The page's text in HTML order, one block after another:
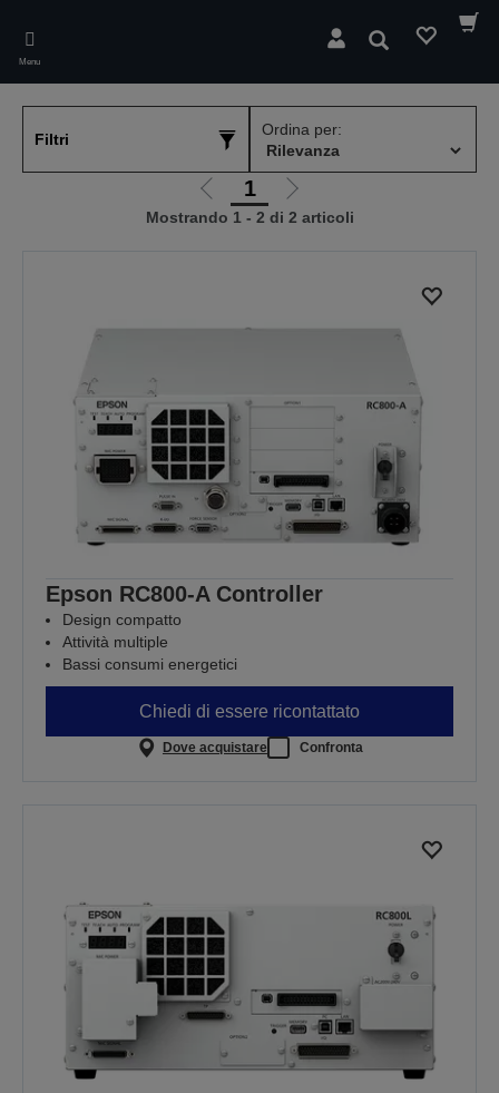
main
content
Menu
Cerca
Filtri
Ordina per:
Vai
alla
1
Vai
alla
Mostrando 1 - 2 di 2 articoli
Epson RC800-A Controller
Design compatto
Attività multiple
Bassi consumi energetici
Chiedi di essere ricontattato
Dove acquistare Confronta